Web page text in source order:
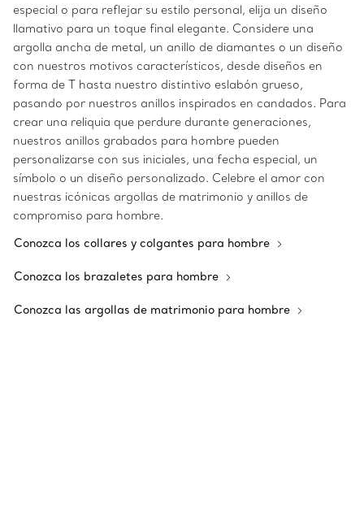
especial o para reflejar su estilo personal, elija un diseño
llamativo para un toque final elegante. Considere una
argolla ancha de metal, un anillo de diamantes o un diseño
con nuestros motivos característicos, desde diseños en
forma de T hasta nuestro distintivo eslabón grueso,
pasando por nuestros anillos inspirados en candados. Para
crear una reliquia que perdure durante generaciones,
nuestros anillos grabados para hombre pueden
personalizarse con sus iniciales, una fecha especial, un
símbolo o un diseño personalizado. Celebre el amor con
nuestras icónicas argollas de matrimonio y anillos de
compromiso para hombre.
Conozca los collares y colgantes para hombre
Conozca los brazaletes para hombre
Conozca las argollas de matrimonio para hombre